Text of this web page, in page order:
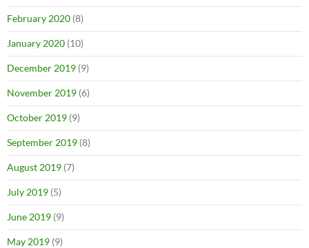
February 2020 (8)
January 2020 (10)
December 2019 (9)
November 2019 (6)
October 2019 (9)
September 2019 (8)
August 2019 (7)
July 2019 (5)
June 2019 (9)
May 2019 (9)